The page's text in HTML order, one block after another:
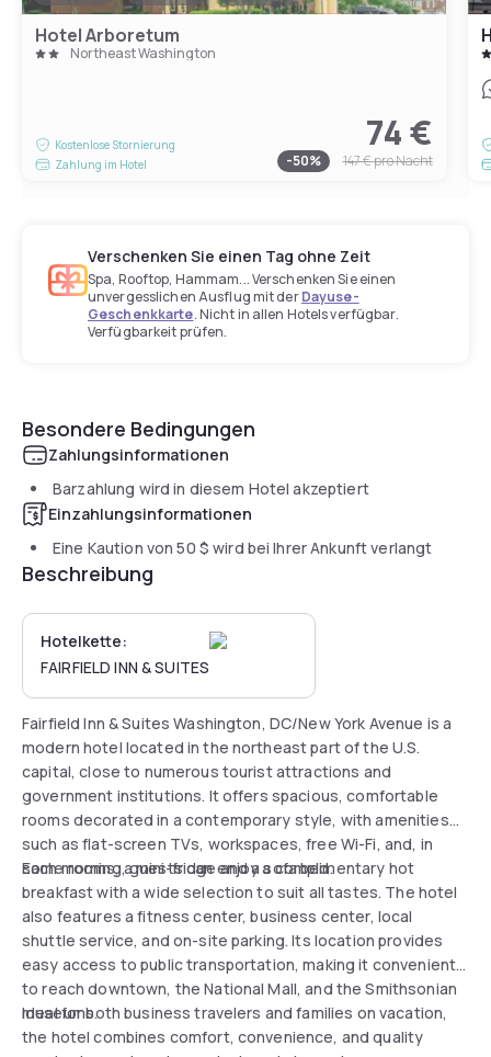
Hotel Arboretum
Northeast Washington
Kostenlose Stornierung
Zahlung im Hotel
74 €
-50% 147 €pro Nacht
Verschenken Sie einen Tag ohne Zeit
Spa, Rooftop, Hammam... Verschenken Sie einen
unvergesslichen Ausflug mit derDayuse-
Geschenkkarte. Nicht in allen Hotels verfügbar.
Verfügbarkeit prüfen.
Besondere Bedingungen
Zahlungsinformationen
Barzahlung wird in diesem Hotel akzeptiert
Einzahlungsinformationen
Eine Kaution von50 $ wird bei Ihrer Ankunft verlangt
Beschreibung
Hotelkette:
FAIRFIELD INN & SUITES
Fairfield Inn & Suites Washington, DC/New York Avenue is a
modern hotel located in the northeast part of the U.S.
capital, close to numerous tourist attractions and
government institutions. It offers spacious, comfortable
rooms decorated in a contemporary style, with amenities
such as flat-screen TVs, workspaces, free Wi-Fi, and, in
some rooms, a mini-fridge and a sofa bed.
Each morning, guests can enjoy a complimentary hot
breakfast with a wide selection to suit all tastes. The hotel
also features a fitness center, business center, local
shuttle service, and on-site parking. Its location provides
easy access to public transportation, making it convenient
to reach downtown, the National Mall, and the Smithsonian
museums.
Ideal for both business travelers and families on vacation,
the hotel combines comfort, convenience, and quality